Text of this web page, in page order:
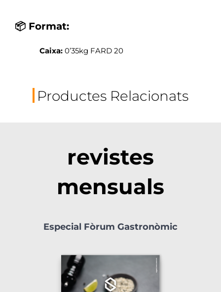
📦 Format:
Caixa: 0’35kg FARD 20
Productes Relacionats
revistes
mensuals
Especial Fòrum Gastronòmic